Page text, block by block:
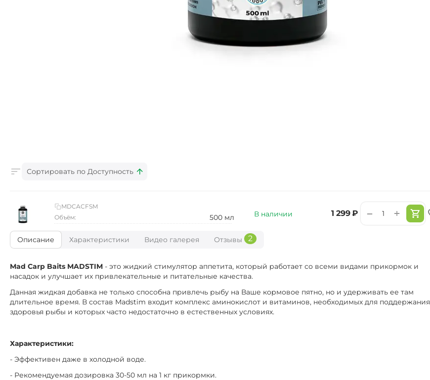
Сортировать по Доступность
В наличии ‍1 299‍ ₽ +
−
MDCACFSM
Объём:
500 мл
Описание Характеристики Видео галерея Отзывы 2
Mad Carp Baits MADSTIM - это жидкий стимулятор аппетита, который работает со всеми видами прикормок и
насадок и улучшает их привлекательные и питательные качества.
Данная жидкая добавка не только способна привлечь рыбу на Ваше кормовое пятно, но и удерживать ее там
длительное время. В состав Madstim входит комплекс аминокислот и витаминов, необходимых для поддержания
здоровья рыбы и которых часто недостаточно в естественных условиях.
Характеристики:
- Эффективен даже в холодной воде.
- Рекомендуемая дозировка 30-50 мл на 1 кг прикормки.